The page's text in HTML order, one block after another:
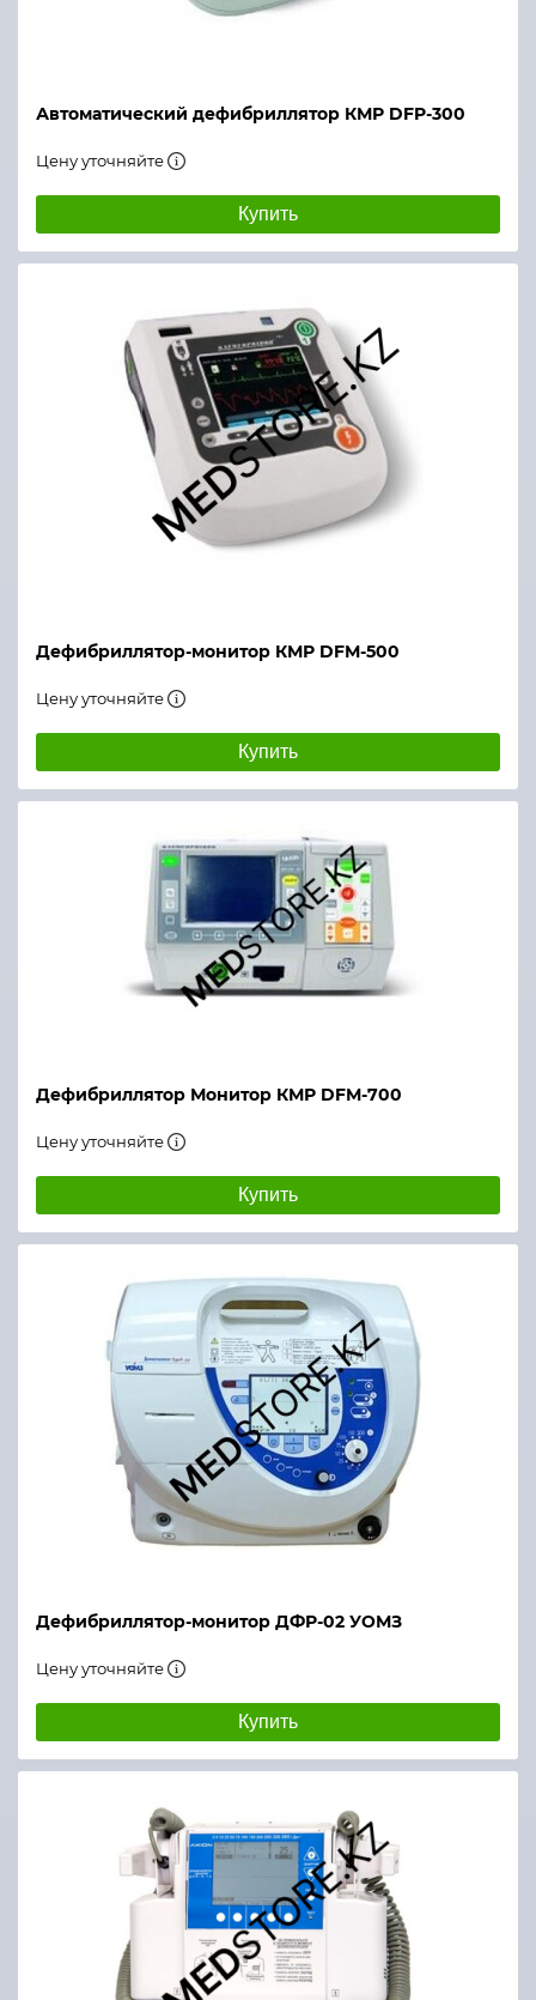
Автоматический дефибриллятор КМР DFP-300
Цену уточняйте
Купить
Дефибриллятор-монитор КМР DFМ-500
Цену уточняйте
Купить
Дефибриллятор Монитор КМР DFМ-700
Цену уточняйте
Купить
Дефибриллятор-монитор ДФР-02 УОМЗ
Цену уточняйте
Купить